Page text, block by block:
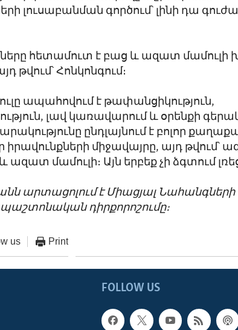
լուսաբանման գործում՝ լինի դա
հետամուտ է բաց և ազատ մամուլի
թվում՝ Հոնկոնգում։
ապահովում է թափանցիկություն,
լավ կառավարում և օրենքի
ընդլայնում է բոլոր
միջավայրը, այդ թվում՝
մամուլի։ Այն երբեք չի ձգտում
արտացոլում է Միացյալ Նահանգների
դիրքորոշումը։
us Print
FOLLOW US